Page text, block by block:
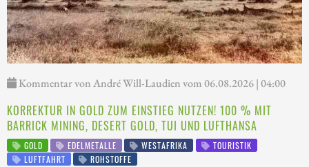
Kommentar von André Will-Laudien vom 06.08.2026 | 04:00
KORREKTUR IN GOLD ZUM EINSTIEG NUTZEN! 100 % MIT
BARRICK MINING, DESERT GOLD, TUI UND LUFTHANSA
GOLD EDELMETALLE WESTAFRIKA
TOURISTIK
LUFTFAHRT
ROHSTOFFE